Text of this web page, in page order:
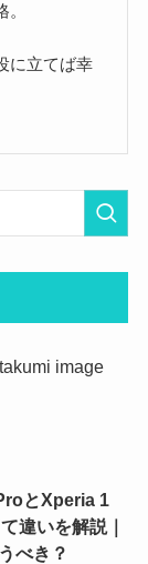
に立てば幸
とXperia 1
違いを解説｜
べき？